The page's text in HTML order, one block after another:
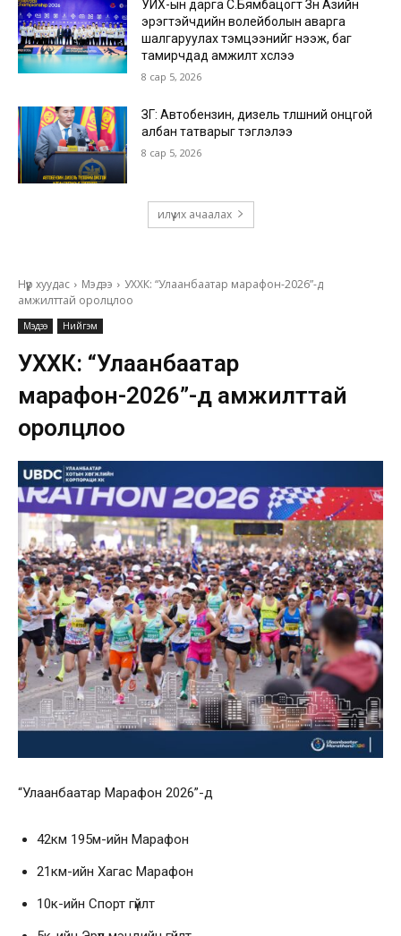
УИХ-ын дарга С.Бямбацогт Зүүн Азийн
эрэгтэйчүүдийн волейболын аварга
шалгаруулах тэмцээнийг нээж, баг
тамирчдад амжилт хүслээ
8 сар 5, 2026
ЗГ: Автобензин, дизель түлшний онцгой
албан татварыг тэглэлээ
8 сар 5, 2026
илүү их ачаалах